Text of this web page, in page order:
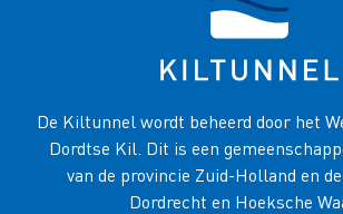
De Kiltunnel wordt beheerd door het
Dordtse Kil. Dit is een
van de provincie Zuid-Holland en
Dordrecht en Hoeksche